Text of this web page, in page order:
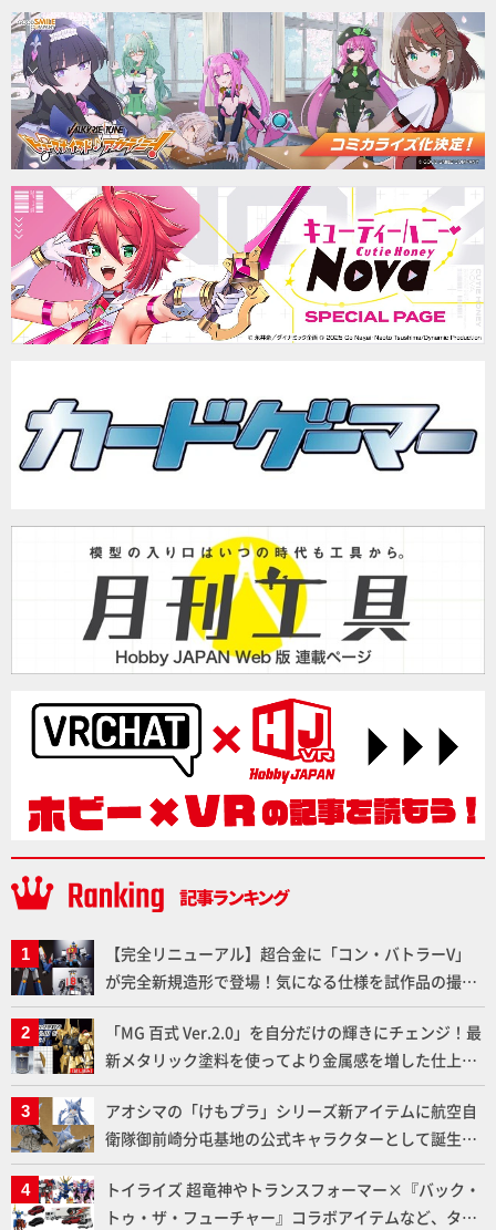
【完全リニューアル】超合金に「コン・バトラーV」
が完全新規造形で登場！気になる仕様を試作品の撮り
下ろしでご紹介!!さらに「大鉄人17」＆「ワンエイ
ト」セット情報もお届け！【超合金の魂】
「MG 百式 Ver.2.0」を自分だけの輝きにチェンジ！最
新メタリック塗料を使ってより金属感を増した仕上が
りに!!【試し読み】
アオシマの「けもプラ」シリーズ新アイテムに航空自
衛隊御前崎分屯基地の公式キャラクターとして誕生し
た「おまねこ」が着任！けもプラ公式サイト限定版と
通常版の2ラインで発売！
トイライズ 超竜神やトランスフォーマー×『バック・
トゥ・ザ・フューチャー』コラボアイテムなど、タカ